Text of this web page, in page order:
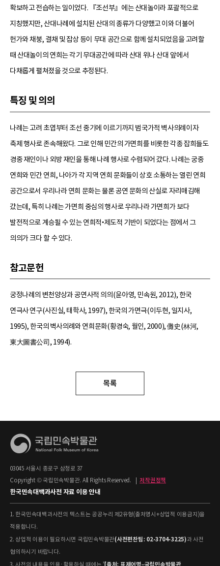
확보하고 전습하는 일이었다. 『조선부』에는 산대놀이라 포괄적으로
지칭했지만, 산대나례에 설치된 산대의 종류가 다양했고 이와 더불어
헌가와 채붕, 결채 및 잡상 등이 무대 공간으로 함께 설치되었음을 고려할
때 산대놀이의 연희는 각기 무대공간에 따라 산대 위나 산대 앞에서
다채롭게 펼쳐졌을 것으로 추정된다.
특징 및 의의
나례는 고려 초엽부터 조선 중기에 이르기까지 범국가적 벽사의례이자
축제 행사로 존속해왔다. 그로 인해 민간의 가면희를 비롯한 각종 잡희들도
경중 재인이나 외방 재인을 통해 나례 행사로 수렴되어 갔다. 나례는 궁중
연희와 민간 연희, 나아가 각 지역 연희 문화들이 상호 소통하는 열린 연희
공간으로서 우리나라 연희 문화는 물론 공연 문화의 산실로 자리매김해
갔는데, 특히 나례는 가면희 중심의 행사로 우리나라 가면희가 보다
발전적으로 계승될 수 있는 연희적•제도적 기반이 되었다는 점에서 그
의의가 크다 할 수 있다.
참고문헌
궁정나례의 변천양상과 공연사적 의의(윤아영, 민속원, 2012), 한국
연극사 연구(사진실, 태학사, 1997), 한국의 가면극(이두현, 일지사,
1995), 한국의 벽사의례와 연희문화(황경숙, 월인, 2000), 儺史(林河,
東大圖書公司, 1994).
목록
03045 서울시 종로구 삼청로 37
Copyright © 국립민속박물관. All Rights Reserved.
저작권정책
한국민속대백과사전 자료 이용 안내
1. 한국민속대백과사전의 텍스트는 공공누리 제2유형(출처명시+상업적 이용금지)을
적용합니다.
2. 상업적 이용이 필요하시면 국립민속박물관(사전편찬팀: 02-3704-3225)과 사전
협의하시기 바랍니다.
3. 사전의 내용을 인용·활용하실 때에는 ' [출처: 표제어명–국립민속박물관